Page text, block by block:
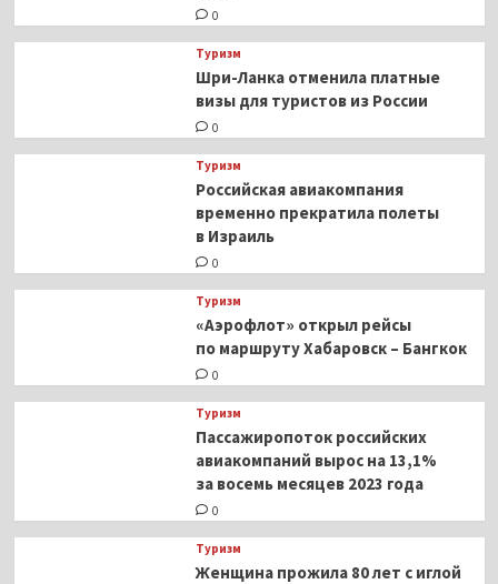
0
Туризм
Шри-Ланка отменила платные
визы для туристов из России
0
Туризм
Российская авиакомпания
временно прекратила полеты
в Израиль
0
Туризм
«Аэрофлот» открыл рейсы
по маршруту Хабаровск – Бангкок
0
Туризм
Пассажиропоток российских
авиакомпаний вырос на 13,1%
за восемь месяцев 2023 года
0
Туризм
Женщина прожила 80 лет с иглой